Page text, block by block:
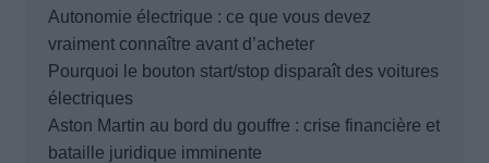
Autonomie électrique : ce que vous devez
vraiment connaître avant d’acheter
Pourquoi le bouton start/stop disparaît des voitures
électriques
Aston Martin au bord du gouffre : crise financière et
bataille juridique imminente